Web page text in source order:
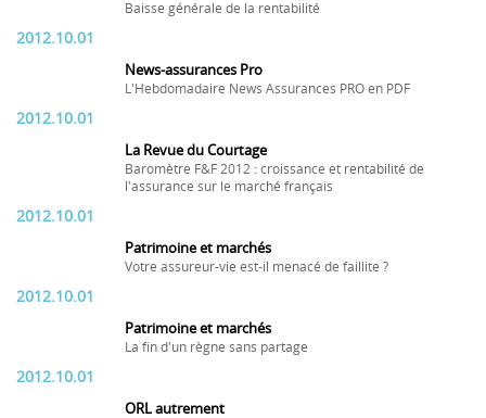
Baisse générale de la rentabilité
2012.10.01
News-assurances Pro
L'Hebdomadaire News Assurances PRO en PDF
2012.10.01
La Revue du Courtage
Baromètre F&F 2012 : croissance et rentabilité de
l'assurance sur le marché français
2012.10.01
Patrimoine et marchés
Votre assureur-vie est-il menacé de faillite ?
2012.10.01
Patrimoine et marchés
La fin d'un règne sans partage
2012.10.01
ORL autrement